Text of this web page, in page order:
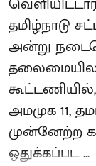
தமிழ்நாடு
அன்று
கூட்டணியில்,
அமமுக 11,
முன்னேற்ற
ஒதுக்கப்பட ...